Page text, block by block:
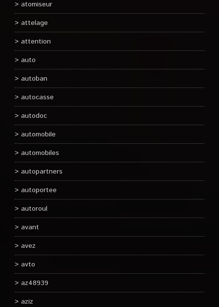
atomiseur
attelage
attention
auto
autoban
autocasse
autodoc
automobile
automobiles
autopartners
autoportee
autoroul
avant
avez
avto
az48939
aziz